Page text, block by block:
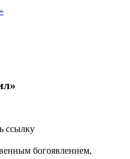
богоявлением,